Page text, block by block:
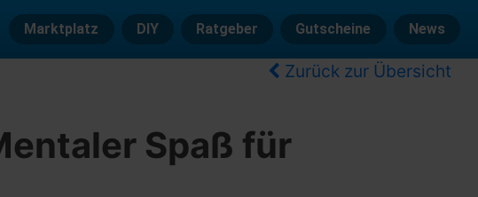
Marktplatz DIY Ratgeber Gutscheine News
Zurück zur Übersicht
Spaß für